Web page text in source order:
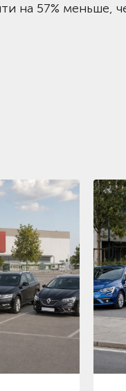
на 57% меньше,